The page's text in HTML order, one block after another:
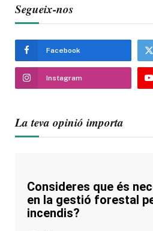
Segueix-nos
Facebook
Instagram
La teva opinió importa
Consideres que és
en la gestió forestal
incendis?